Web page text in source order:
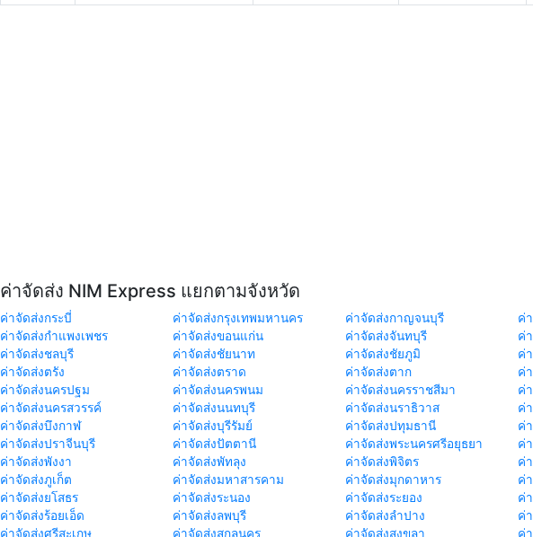
ค่าจัดส่ง NIM Express แยกตามจังหวัด
ค่าจัดส่งกระบี่ ค่าจัดส่งกรุงเทพมหานคร ค่าจัดส่งกาญจนบุรี
ค่
ค่าจัดส่งกำแพงเพชร
ค่าจัดส่งขอนแก่น ค่าจัดส่งจันทบุรี
ค่
ค่าจัดส่งชลบุรี
ค่าจัดส่งชัยนาท ค่าจัดส่งชัยภูมิ
ค่
ค่าจัดส่งตรัง
ค่าจัดส่งตราด ค่าจัดส่งตาก
ค่
ค่าจัดส่งนครปฐม
ค่าจัดส่งนครพนม ค่าจัดส่งนครราชสีมา
ค่
ค่าจัดส่งนครสวรรค์
ค่าจัดส่งนนทบุรี ค่าจัดส่งนราธิวาส
ค่
ค่าจัดส่งบึงกาฬ
ค่าจัดส่งบุรีรัมย์ ค่าจัดส่งปทุมธานี
ค่
ค่าจัดส่งปราจีนบุรี
ค่าจัดส่งปัตตานี ค่าจัดส่งพระนครศรีอยุธยา
ค่
ค่าจัดส่งพังงา
ค่าจัดส่งพัทลุง ค่าจัดส่งพิจิตร
ค่
ค่าจัดส่งภูเก็ต
ค่าจัดส่งมหาสารคาม ค่าจัดส่งมุกดาหาร
ค่
ค่าจัดส่งยโสธร
ค่าจัดส่งระนอง ค่าจัดส่งระยอง
ค่
ค่าจัดส่งร้อยเอ็ด
ค่าจัดส่งลพบุรี ค่าจัดส่งลำปาง
ค่
ค่าจัดส่งศรีสะเกษ
ค่าจัดส่งสกลนคร ค่าจัดส่งสงขลา ค่